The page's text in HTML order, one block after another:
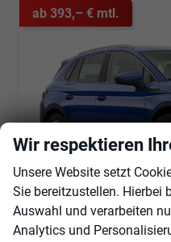
ab 393,– € mtl.
Skoda Elroq
Wir respektieren
Unsere Website setzt
Sie bereitzustellen. Hierbei
Auswahl und verarbeiten
Analytics und